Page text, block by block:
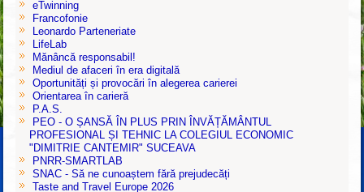
eTwinning
Francofonie
Leonardo Parteneriate
LifeLab
Mănâncă responsabil!
Mediul de afaceri în era digitală
Oportunități și provocări în alegerea carierei
Orientarea în carieră
P.A.S.
PEO - O ȘANSĂ ÎN PLUS PRIN ÎNVĂȚĂMÂNTUL
PROFESIONAL ȘI TEHNIC LA COLEGIUL ECONOMIC
"DIMITRIE CANTEMIR" SUCEAVA
PNRR-SMARTLAB
SNAC - Să ne cunoaștem fără prejudecăți
Taste and Travel Europe 2026